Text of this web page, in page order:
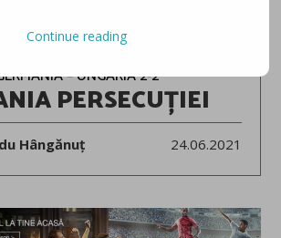
EURO 2020, FAZA PE CANAPEA
– UNGARIA 2-2
PERSECUȚIEI
Hângănuț 24.06.2021
Continue reading